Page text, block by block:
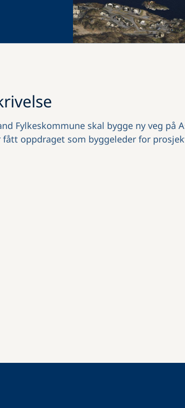
Fylkeskommune skal bygge ny veg på
fått oppdraget som byggeleder for